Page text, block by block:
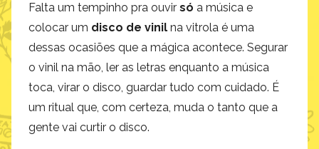
Falta um tempinho pra ouvir só a música e
colocar um disco de vinil na vitrola é uma
dessas ocasiões que a mágica acontece. Segurar
o vinil na mão, ler as letras enquanto a música
toca, virar o disco, guardar tudo com cuidado. É
um ritual que, com certeza, muda o tanto que a
gente vai curtir o disco.